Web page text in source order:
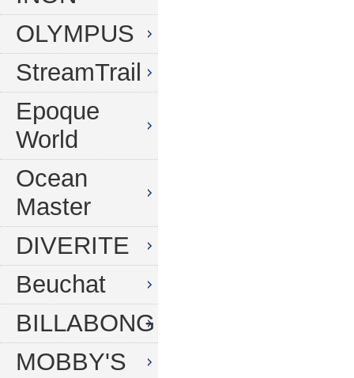
OLYMPUS
StreamTrail
Epoque
World
Ocean
Master
DIVERITE
Beuchat
BILLABONG
MOBBY'S